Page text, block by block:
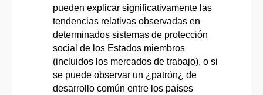
pueden explicar significativamente las
tendencias relativas observadas en
determinados sistemas de protección
social de los Estados miembros
(incluidos los mercados de trabajo), o si
se puede observar un ¿patrón¿ de
desarrollo común entre los países